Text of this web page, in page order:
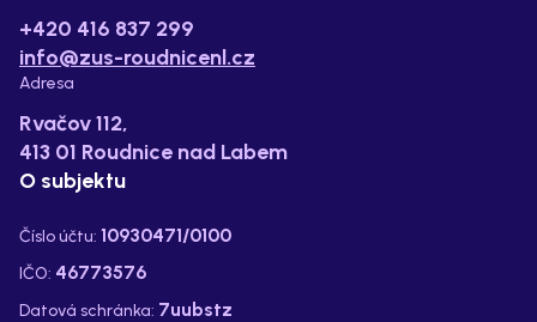
+420 416 837 299
info@zus-roudnicenl.cz
Adresa
Rvačov 112,
413 01 Roudnice nad Labem
O subjektu
Číslo účtu: 10930471/0100
IČO: 46773576
Datová schránka: 7uubstz